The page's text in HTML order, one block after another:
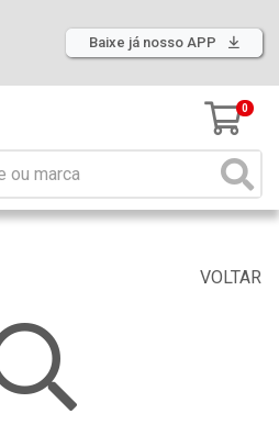
Baixe já nosso APP
0
VOLTAR